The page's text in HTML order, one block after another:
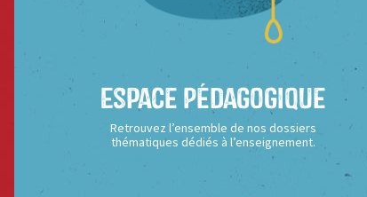
Espace Pédagogique
Retrouvez l’ensemble de nos dossiers
thématiques dédiés à l’enseignement.